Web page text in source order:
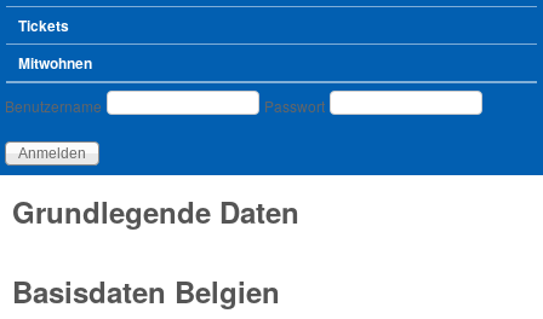
Tickets
Mitwohnen
Benutzeranmeldung
Benutzername Passwort
Grundlegende Daten
Basisdaten Belgien